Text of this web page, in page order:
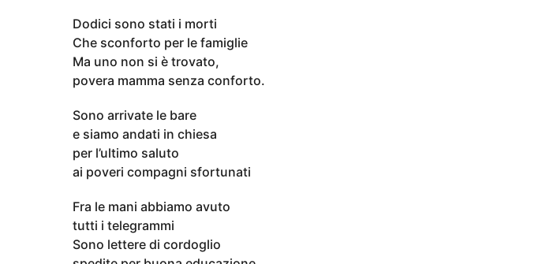
Dodici sono stati i morti
Che sconforto per le famiglie
Ma uno non si è trovato,
povera mamma senza conforto.
Sono arrivate le bare
e siamo andati in chiesa
per l’ultimo saluto
ai poveri compagni sfortunati
Fra le mani abbiamo avuto
tutti i telegrammi
Sono lettere di cordoglio